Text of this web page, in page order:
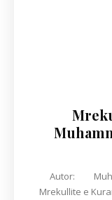
Autor:
Mrekullite e